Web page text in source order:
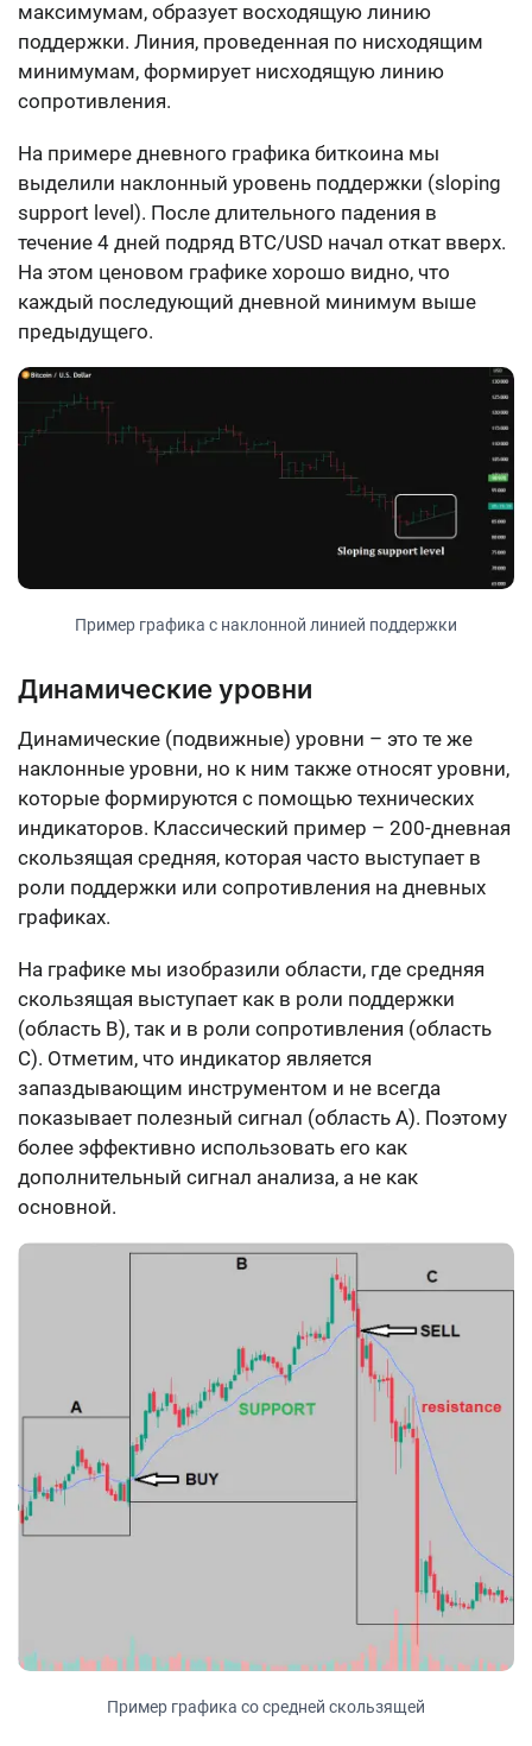
максимумам, образует восходящую линию
поддержки. Линия, проведенная по нисходящим
минимумам, формирует нисходящую линию
сопротивления.
На примере дневного графика биткоина мы
выделили наклонный уровень поддержки (sloping
support level). После длительного падения в
течение 4 дней подряд BTC/USD начал откат вверх.
На этом ценовом графике хорошо видно, что
каждый последующий дневной минимум выше
предыдущего.
Пример графика с наклонной линией поддержки
Динамические уровни
Динамические (подвижные) уровни – это те же
наклонные уровни, но к ним также относят уровни,
которые формируются с помощью технических
индикаторов. Классический пример – 200-дневная
скользящая средняя, которая часто выступает в
роли поддержки или сопротивления на дневных
графиках.
На графике мы изобразили области, где средняя
скользящая выступает как в роли поддержки
(область В), так и в роли сопротивления (область
С). Отметим, что индикатор является
запаздывающим инструментом и не всегда
показывает полезный сигнал (область А). Поэтому
более эффективно использовать его как
дополнительный сигнал анализа, а не как
основной.
Пример графика со средней скользящей